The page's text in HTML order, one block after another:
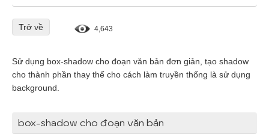
Trở về 4,643
Sử dụng box-shadow cho đoạn văn bản đơn giản, tạo shadow
cho thành phần thay thế cho cách làm truyền thống là sử dụng
background.
box-shadow cho đoạn văn bản